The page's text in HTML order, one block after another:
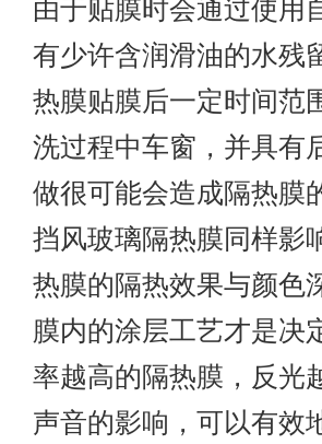
由于贴膜时会通过使用
有少许含润滑油的水残
热膜贴膜后一定时间范
洗过程中车窗，并具有
做很可能会造成隔热膜
挡风玻璃隔热膜同样影
热膜的隔热效果与颜色
膜内的涂层工艺才是决
率越高的隔热膜，反光
声音的影响，可以有效